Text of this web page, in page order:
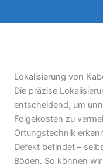
Lokalisierung von
Die präzise
entscheidend, um
Folgekosten zu
Ortungstechnik
Defekt befindet –
Böden. So können